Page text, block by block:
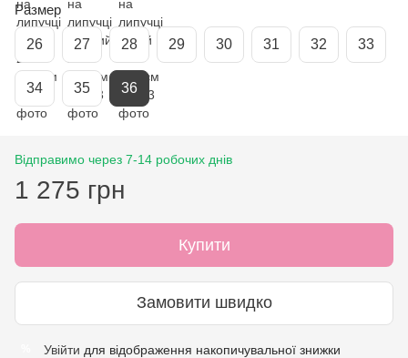
Размер
26 27 28 29 30 31 32 33
34 35 36
Відправимо через 7-14 робочих днів
1 275 грн
Купити
Замовити швидко
Увійти для відображення накопичувальної знижки